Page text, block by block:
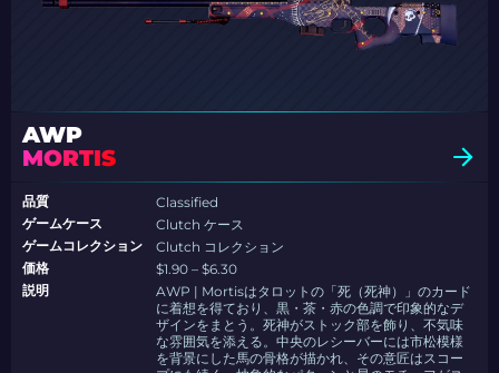
AWP
MORTIS
品質
Classified
ゲームケース
Clutch ケース
ゲームコレクション
Clutch コレクション
価格
$1.90 – $6.30
説明
AWP | Mortisはタロットの「死（死神）」のカード
に着想を得ており、黒・茶・赤の色調で印象的なデ
ザインをまとう。死神がストック部を飾り、不気味
な雰囲気を添える。中央のレシーバーには市松模様
を背景にした馬の骨格が描かれ、その意匠はスコー